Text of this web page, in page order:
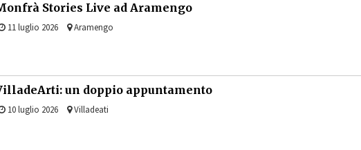
Stories Live ad Aramengo
11 luglio 2026 Aramengo
un doppio appuntamento
10 luglio 2026 Villadeati